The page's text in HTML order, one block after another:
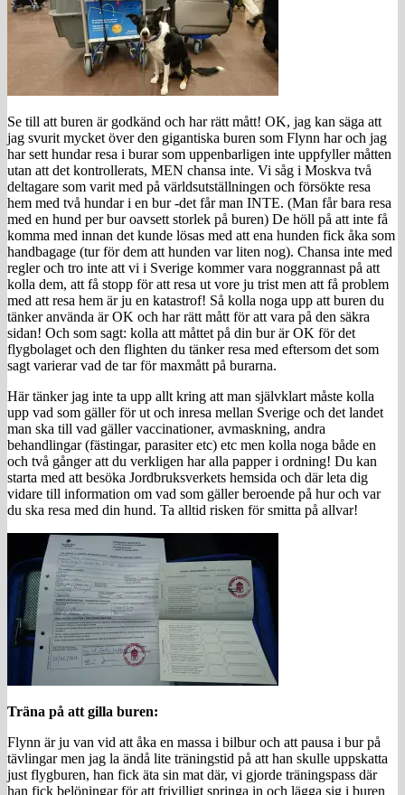
Se till att buren är godkänd och har rätt mått! OK, jag kan säga att
jag svurit mycket över den gigantiska buren som Flynn har och jag
har sett hundar resa i burar som uppenbarligen inte uppfyller måtten
utan att det kontrollerats, MEN chansa inte. Vi såg i Moskva två
deltagare som varit med på världsutställningen och försökte resa
hem med två hundar i en bur -det får man INTE. (Man får bara resa
med en hund per bur oavsett storlek på buren) De höll på att inte få
komma med innan det kunde lösas med att ena hunden fick åka som
handbagage (tur för dem att hunden var liten nog). Chansa inte med
regler och tro inte att vi i Sverige kommer vara noggrannast på att
kolla dem, att få stopp för att resa ut vore ju trist men att få problem
med att resa hem är ju en katastrof! Så kolla noga upp att buren du
tänker använda är OK och har rätt mått för att vara på den säkra
sidan! Och som sagt: kolla att måttet på din bur är OK för det
flygbolaget och den flighten du tänker resa med eftersom det som
sagt varierar vad de tar för maxmått på burarna.
Här tänker jag inte ta upp allt kring att man självklart måste kolla
upp vad som gäller för ut och inresa mellan Sverige och det landet
man ska till vad gäller vaccinationer, avmaskning, andra
behandlingar (fästingar, parasiter etc) etc men kolla noga både en
och två gånger att du verkligen har alla papper i ordning! Du kan
starta med att besöka Jordbruksverkets hemsida och där leta dig
vidare till information om vad som gäller beroende på hur och var
du ska resa med din hund. Ta alltid risken för smitta på allvar!
Träna på att gilla buren:
Flynn är ju van vid att åka en massa i bilbur och att pausa i bur på
tävlingar men jag la ändå lite träningstid på att han skulle uppskatta
just flygburen, han fick äta sin mat där, vi gjorde träningspass där
han fick belöningar för att frivilligt springa in och lägga sig i buren